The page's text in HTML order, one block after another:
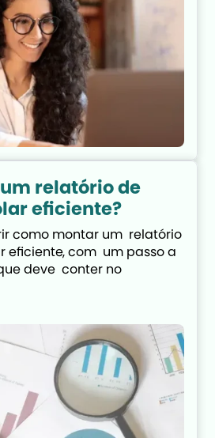
relatório de
eficiente?
como montar um  relatório
eficiente, com  um passo a
deve  conter no